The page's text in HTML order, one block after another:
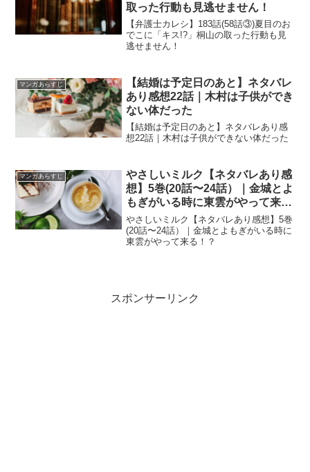
取った行動も見逃せません！
【弁護士カレシ】183話(58話③)夏目のお
でこに「キス!?」桐山の取った行動も見
逃せません！
マンガあらすじ
【結婚は予定日のあと】ネタバレ
あり感想22話｜木村は子供ができ
ない体だった
【結婚は予定日のあと】ネタバレあり感
想22話｜木村は子供ができない体だった
マンガあらすじ
やさしいミルク【ネタバレあり感
想】5巻(20話〜24話）｜金城とよ
もぎがいる時に東雲がやって来
る！？
やさしいミルク【ネタバレあり感想】5巻
(20話〜24話）｜金城とよもぎがいる時に
東雲がやって来る！？
スポンサーリンク